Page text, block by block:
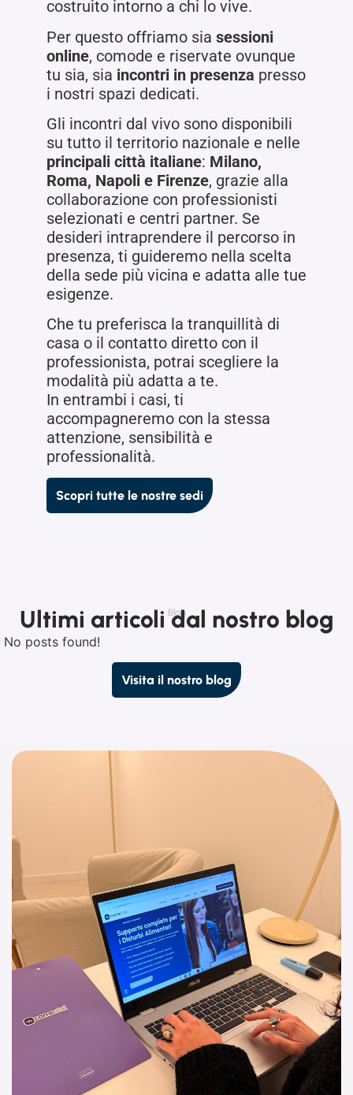
costruito intorno a chi lo vive.
Per questo offriamo sia sessioni
online, comode e riservate ovunque
tu sia, sia incontri in presenza presso
i nostri spazi dedicati.
Gli incontri dal vivo sono disponibili
su tutto il territorio nazionale e nelle
principali città italiane: Milano,
Roma, Napoli e Firenze, grazie alla
collaborazione con professionisti
selezionati e centri partner. Se
desideri intraprendere il percorso in
presenza, ti guideremo nella scelta
della sede più vicina e adatta alle tue
esigenze.
Che tu preferisca la tranquillità di
casa o il contatto diretto con il
professionista, potrai scegliere la
modalità più adatta a te.
In entrambi i casi, ti
accompagneremo con la stessa
attenzione, sensibilità e
professionalità.
Scopri tutte le nostre sedi
Blog
Ultimi articoli dal nostro blog
No posts found!
Visita il nostro blog